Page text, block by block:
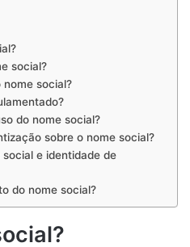
social?
nome social?
do nome social?
sobre o nome social?
e identidade de
do nome social?